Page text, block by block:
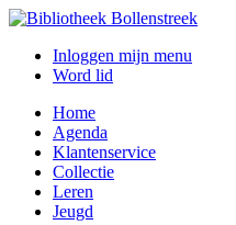
Inloggen mijn menu
Word lid
Home
Agenda
Klantenservice
Collectie
Leren
Jeugd